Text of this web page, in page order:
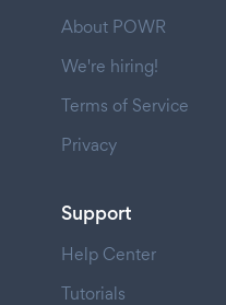
About POWR
We're hiring!
Terms of Service
Privacy
Support
Help Center
Tutorials